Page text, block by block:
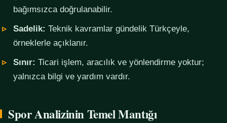
bağımsızca doğrulanabilir.
Sadelik: Teknik kavramlar gündelik Türkçeyle,
örneklerle açıklanır.
Sınır: Ticari işlem, aracılık ve yönlendirme yoktur;
yalnızca bilgi ve yardım vardır.
Spor Analizinin Temel Mantığı